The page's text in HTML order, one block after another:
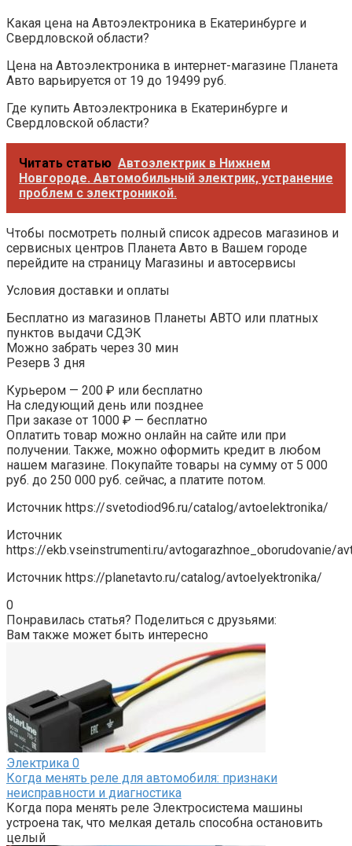
Какая цена на Автоэлектроника в Екатеринбурге и
Свердловской области?
Цена на Автоэлектроника в интернет-магазине Планета
Авто варьируется от 19 до 19499 руб.
Где купить Автоэлектроника в Екатеринбурге и
Свердловской области?
Читать статью Автоэлектрик в Нижнем
Новгороде. Автомобильный электрик, устранение
проблем с электроникой.
Чтобы посмотреть полный список адресов магазинов и
сервисных центров Планета Авто в Вашем городе
перейдите на страницу Магазины и автосервисы
Условия доставки и оплаты
Бесплатно из магазинов Планеты АВТО или платных
пунктов выдачи СДЭК
Можно забрать через 30 мин
Резерв 3 дня
Курьером — 200 ₽ или бесплатно
На следующий день или позднее
При заказе от 1000 ₽ — бесплатно
Оплатить товар можно онлайн на сайте или при
получении. Также, можно оформить кредит в любом
нашем магазине. Покупайте товары на сумму от 5 000
руб. до 250 000 руб. сейчас, а платите потом.
Источник https://svetodiod96.ru/catalog/avtoelektronika/
Источник
https://ekb.vseinstrumenti.ru/avtogarazhnoe_oborudovanie/
Источник https://planetavto.ru/catalog/avtoelyektronika/
0
Понравилась статья? Поделиться с друзьями:
Вам также может быть интересно
Электрика 0
Когда менять реле для автомобиля: признаки
неисправности и диагностика
Когда пора менять реле Электросистема машины
устроена так, что мелкая деталь способна остановить
целый